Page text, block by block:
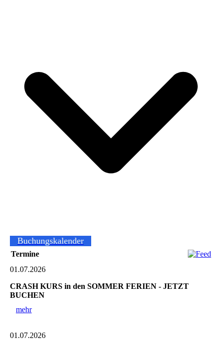
Buchungskalender
Termine
01.07.2026
CRASH KURS in den SOMMER FERIEN - JETZT
BUCHEN
mehr
01.07.2026